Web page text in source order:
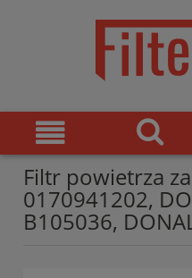
Filtr powietrza
0170941202,
B105036,